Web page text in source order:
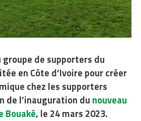
de supporters du
en Côte d’Ivoire pour créer
chez les supporters
de l’inauguration du nouveau
Bouaké, le 24 mars 2023.